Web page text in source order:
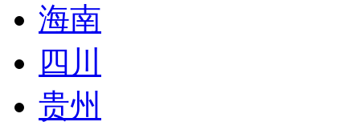
海南
四川
贵州